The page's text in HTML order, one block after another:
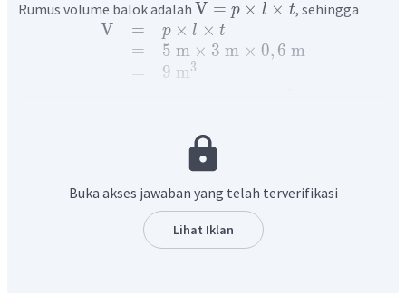
Rumus volume balok adalah V = p × l × t, sehingga
V
=
=
=
p × l × t
5 m × 3 m × 0, 6 m
9 m3
Buka akses jawaban yang telah terverifikasi
Lihat Iklan